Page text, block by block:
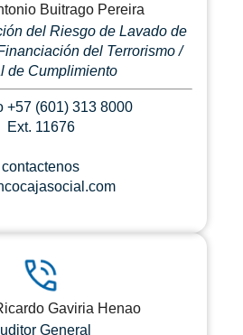
Buitrago Pereira
del Riesgo de Lavado de
del Terrorismo /
de Cumplimiento
+57 (601) 313 8000
Ext. 11676
contactenos
Gaviria Henao
General